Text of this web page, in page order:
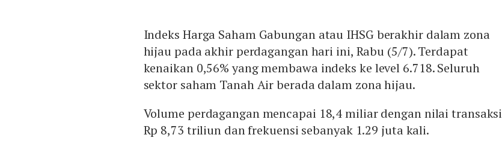
Indeks Harga Saham Gabungan atau IHSG berakhir dalam zona
hijau pada akhir perdagangan hari ini, Rabu (5/7). Terdapat
kenaikan 0,56% yang membawa indeks ke level 6.718. Seluruh
sektor saham Tanah Air berada dalam zona hijau.
Volume perdagangan mencapai 18,4 miliar dengan nilai transaksi
Rp 8,73 triliun dan frekuensi sebanyak 1.29 juta kali.